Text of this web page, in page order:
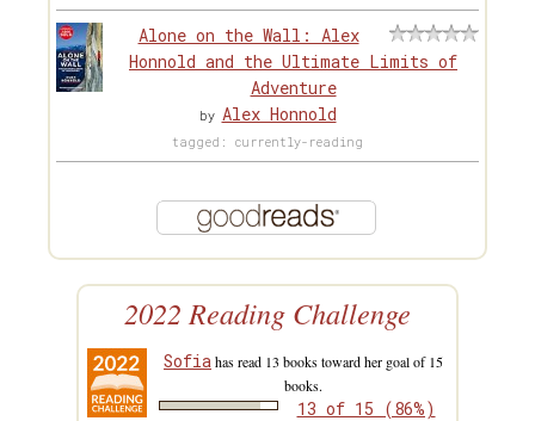
Alone on the Wall: Alex
Honnold and the Ultimate Limits of
Adventure
by Alex Honnold
tagged: currently-reading
2022 Reading Challenge
Sofiahas read 13 books toward her goal of 15
books.
13 of 15 (86%)